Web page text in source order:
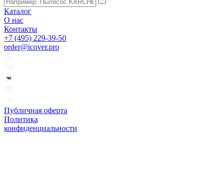
Каталог
О нас
Контакты
+7 (495) 229-39-50
order@icover.pro
Публичная оферта
Политика
конфиденциальности